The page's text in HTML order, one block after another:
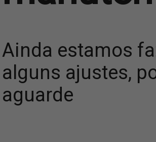
Ainda estamos
alguns ajustes,
aguarde